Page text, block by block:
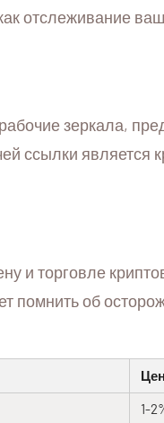
отслеживание
зеркала,
ссылки является
и торговле
помнить об
1-